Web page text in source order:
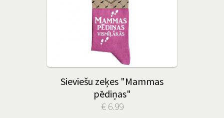
Sieviešu zeķes "Mammas
pēdiņas"
€ 6.99